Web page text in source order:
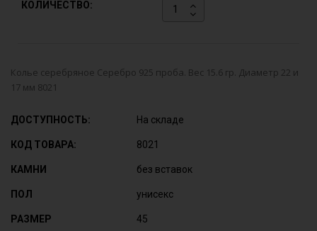
КОЛИЧЕСТВО:
Колье серебряное Серебро 925 проба. Вес 15.6 гр. Диаметр 22 и
17 мм 8021
ДОСТУПНОСТЬ: На складе
КОД ТОВАРА: 8021
КАМНИ без вставок
ПОЛ унисекс
РАЗМЕР 45